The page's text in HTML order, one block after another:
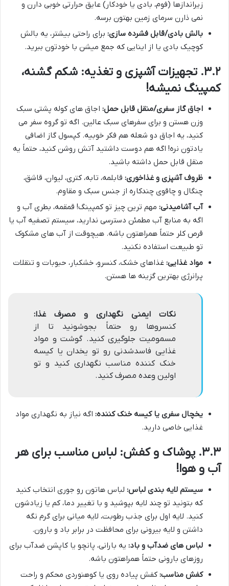
زیراندازها (فوم، بادی یا خودکار) عایق حرارتی خوبی دارن و
نمی ذارن سرمای زمین بهتون برسه.
بالش بادی/قابل فشرده سازی: برای راحتی بیشتر، یه بالش
کوچیک بادی یا از اینایی که جمع میشن با خودتون ببرید.
۳.۲. تجهیزات آشپزی و تغذیه: شکم گشنه،
کمپینگ نمیشه!
اجاق گاز سفری/منقل قابل حمل: اجاق های کوله پشتی سبک
وزن هستن و برای سفرهای سبک عالین. اگه تو گروه سفر می
کنید، یه اجاق دو شعله هم فکر خوبیه. کپسول گاز اضافی
یادتون نره! اگه هم دوست داشتید آتش روشن کنید، حتماً یه
منقل قابل حمل داشته باشید.
ظروف آشپزی و غذاخوری: قابلمه، تابه، کتری، لیوان، قاشق،
چنگال و چاقوی چندکاره از جنس سبک و مقاوم.
آب آشامیدنی: مهم ترین چیز تو کمپینگ! قمقمه، بطری آب و
اگه به منابع آب مطمئن دسترسی ندارید، سیستم تصفیه آب یا
قرص کلر حتماً همراهتون باشه. هیچوقت از آب های مشکوک
تو طبیعت استفاده نکنید.
مواد غذایی: غذاهای خشک، کنسرو، خشکبار، حبوبات و تنقلات
پرانرژی بهترین گزینه ها هستن.
نکات ایمنی نگهداری و مصرف غذا:
کنسروها رو حتماً بجوشونید تا از
مسمومیت جلوگیری کنید. گوشت و مواد
غذایی فاسدشدنی رو تو یخدان یا کیسه
خنک کننده مناسب نگهداری کنید و تو
اولین وعده مصرف کنید.
یخچال سفری یا کیسه خنک کننده: اگه نیاز به نگهداری مواد
غذایی خاصی دارید.
۳.۳. پوشاک و کفش: لباس مناسب برای هر
آب و هوا!
سیستم لایه بندی لباس: لباس هاتون رو جوری انتخاب کنید
که بتونید تو چند لایه بپوشید و با تغییر دما، کم یا زیادشون
کنید. لایه اول برای جذب رطوبت، لایه میانی برای گرم نگه
داشتن و لایه بیرونی برای محافظت در برابر باد و بارون.
لباس های ضدآب و باد: یه بارانی، پانچو یا کاپشن ضدآب برای
روزهای بارونی حتماً همراهتون باشه.
کفش مناسب: کفش پیاده روی یا کوهنوردی محکم و راحت